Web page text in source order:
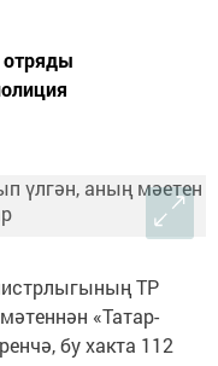
отряды
ТР
«Татар-
бу хакта 112